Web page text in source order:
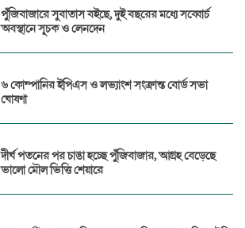
পুঁজিবাজারে সুবাতাস বইছে, দুই বছরের মধ্যে সব্বোর্চ
অবস্থানে সূচক ও লেনদেন
৬ কোম্পানির ইপিএস ও লভ্যাংশ সংক্রান্ত বোর্ড সভা
ঘোষণা
দীর্ঘ পতনের পর চাঙা হচ্ছে পুঁজিবাজার, আগ্রহ বেড়েছে
ভালো মৌল ভিত্তি শেয়ারে